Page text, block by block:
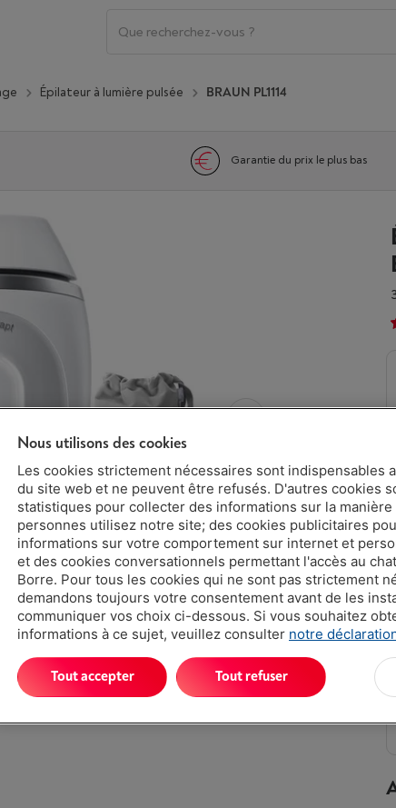
Épilateur à lumière pulsée BRAUN PL1114
Garantie du prix le plus bas
Nous utilisons des cookies
Les cookies strictement nécessaires sont indispensables
du site web et ne peuvent être refusés. D'autres cookies
statistiques pour collecter des informations sur la
personnes utilisez notre site; des cookies publicitaires
informations sur votre comportement sur internet et
et des cookies conversationnels permettant l'accès au
Borre. Pour tous les cookies qui ne sont pas strictement
demandons toujours votre consentement avant de les
communiquer vos choix ci-dessous. Si vous souhaitez
informations à ce sujet, veuillez consulter notre
Tout refuser
Tout accepter